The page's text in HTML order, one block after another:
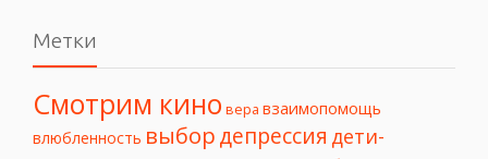
Метки
Смотрим кино вера взаимопомощь
влюбленность выбордепрессия дети-